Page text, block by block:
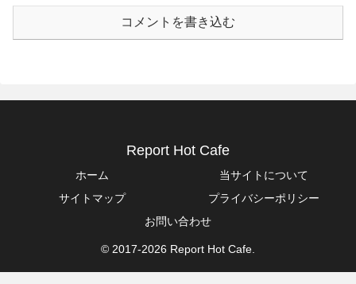
コメントを書き込む
Report Hot Cafe
ホーム
当サイトについて
サイトマップ
プライバシーポリシー
お問い合わせ
© 2017-2026 Report Hot Cafe.